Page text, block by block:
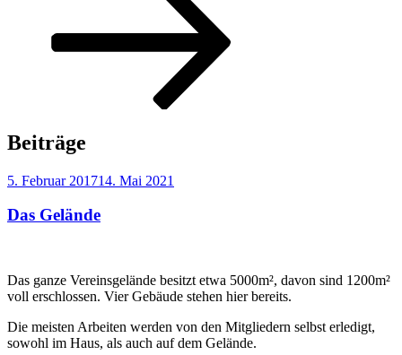
Beiträge
Veröffentlicht
5. Februar 201714. Mai 2021
Das Gelände
Das ganze Vereinsgelände besitzt etwa 5000m², davon sind 1200m²
voll erschlossen. Vier Gebäude stehen hier bereits.
Die meisten Arbeiten werden von den Mitgliedern selbst erledigt,
sowohl im Haus, als auch auf dem Gelände.